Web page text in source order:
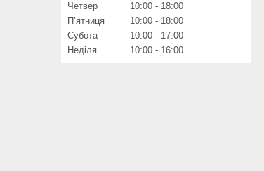
Четвер
10:00
18:00
Пʼятниця
10:00
18:00
Субота
10:00
17:00
Неділя
10:00 16:00